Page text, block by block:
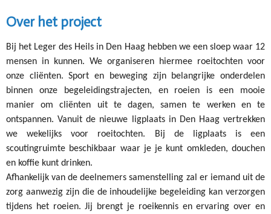
Over het project
Bij het Leger des Heils in Den Haag hebben we een sloep waar 12
mensen in kunnen. We organiseren hiermee roeitochten voor
onze cliënten. Sport en beweging zijn belangrijke onderdelen
binnen onze begeleidingstrajecten, en roeien is een mooie
manier om cliënten uit te dagen, samen te werken en te
ontspannen. Vanuit de nieuwe ligplaats in Den Haag vertrekken
we wekelijks voor roeitochten. Bij de ligplaats is een
scoutingruimte beschikbaar waar je je kunt omkleden, douchen
en koffie kunt drinken.
Afhankelijk van de deelnemers samenstelling zal er iemand uit de
zorg aanwezig zijn die de inhoudelijke begeleiding kan verzorgen
tijdens het roeien. Jij brengt je roeikennis en ervaring over en